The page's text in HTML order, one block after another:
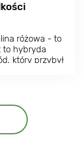
różowa - to
to hybryda
który przybył